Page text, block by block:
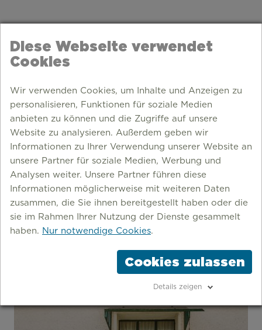
Diese Webseite verwendet
Cookies
Wir verwenden Cookies, um Inhalte und Anzeigen zu
personalisieren, Funktionen für soziale Medien
anbieten zu können und die Zugriffe auf unsere
Website zu analysieren. Außerdem geben wir
Informationen zu Ihrer Verwendung unserer Website an
unsere Partner für soziale Medien, Werbung und
Analysen weiter. Unsere Partner führen diese
Informationen möglicherweise mit weiteren Daten
zusammen, die Sie ihnen bereitgestellt haben oder die
sie im Rahmen Ihrer Nutzung der Dienste gesammelt
haben. Nur notwendige Cookies.
Cookies zulassen
Details zeigen
DORSTEN